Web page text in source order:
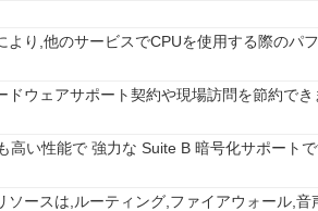
より,他のサービスでCPUを使用する際のパ
ドウェアサポート契約や現場訪問を節約でき
高い性能で 強力な Suite B 暗号化サポート
ソースは,ルーティング,ファイアウォール,音